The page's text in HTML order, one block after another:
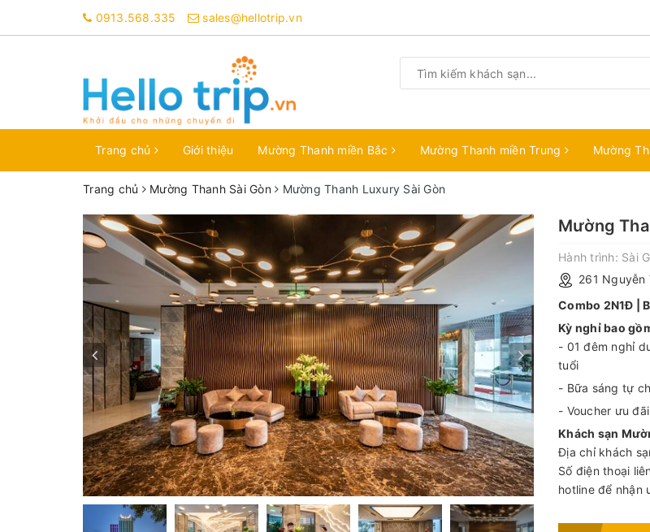
0913.568.335 sales@hellotrip.vn
Trang chủ Giới thiệu Mường Thanh miền Bắc Mường Thanh miền Trung Mường
Trang chủ Mường Thanh Sài Gòn Mường Thanh Luxury Sài Gòn
Mường
Hành trình: Sài
261 Nguyễn
Combo 2N1Đ |
Kỳ nghỉ bao
- 01 đêm nghỉ
tuổi
- Bữa sáng tự
- Voucher ưu
Khách sạn
Địa chỉ khách
Số điện thoại
hotline để nhận